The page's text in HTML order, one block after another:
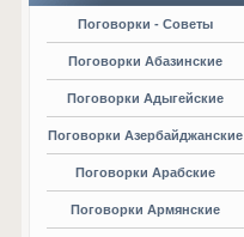
Поговорки - Советы
Поговорки Абазинские
Поговорки Адыгейские
Поговорки Азербайджанские
Поговорки Арабские
Поговорки Армянские